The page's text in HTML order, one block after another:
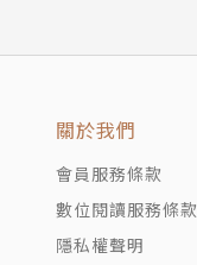
關於我們
會員服務條款
數位閱讀服務條款
隱私權聲明